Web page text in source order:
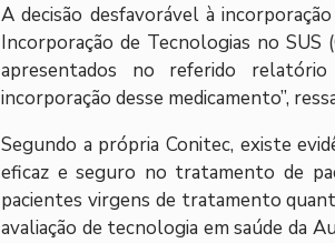
A decisão desfavorável à
Incorporação de Tecnologias no SUS
apresentados no referido
incorporação desse medicamento”,
Segundo a própria Conitec, existe
eficaz e seguro no tratamento de
pacientes virgens de tratamento
avaliação de tecnologia em saúde da